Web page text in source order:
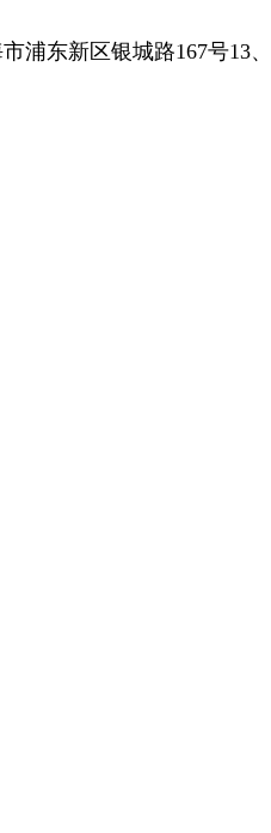
浦东新区银城路167号13